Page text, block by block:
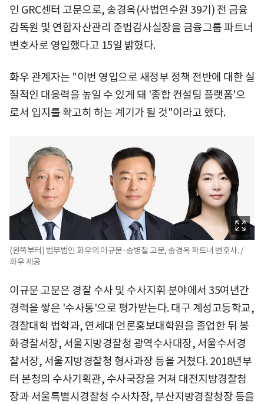
인 GRC센터 고문으로, 송경옥(사법연수원 39기) 전 금융
감독원 및 연합자산관리 준법감사실장을 금융그룹 파트너
변호사로 영입했다고 15일 밝혔다.
화우 관계자는 "이번 영입으로 새정부 정책 전반에 대한 실
질적인 대응력을 높일 수 있게 돼 '종합 컨설팅 플랫폼'으
로서 입지를 확고히 하는 계기가 될 것"이라고 했다.
(왼쪽부터) 법무법인 화우의 이규문·송병철 고문, 송경옥 파트너 변호사. /
화우 제공
이규문 고문은 경찰 수사 및 수사지휘 분야에서 35여년간
경력을 쌓은 '수사통'으로 평가받는다. 대구 계성고등학교,
경찰대학 법학과, 연세대 언론홍보대학원을 졸업한 뒤 봉
화경찰서장, 서울지방경찰청 광역수사대장, 서울수서경
찰서장, 서울지방경찰청 형사과장 등을 거쳤다. 2018년부
터 본청의 수사기획관, 수사국장을 거쳐 대전지방경찰청
장과 서울특별시경찰청 수사차장, 부산지방경찰청장 등을